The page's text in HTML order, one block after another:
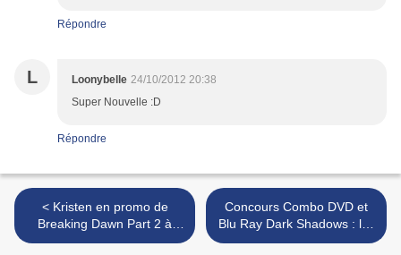
Répondre
L Loonybelle 24/10/2012 20:38
Super Nouvelle :D
Répondre
< Kristen en promo de
Breaking Dawn Part 2 à
Tokyo
Concours Combo DVD et
Blu Ray Dark Shadows : les
résultats >